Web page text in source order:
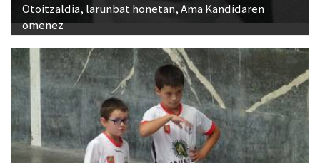
Otoitzaldia, larunbat honetan, Ama Kandidaren
omenez